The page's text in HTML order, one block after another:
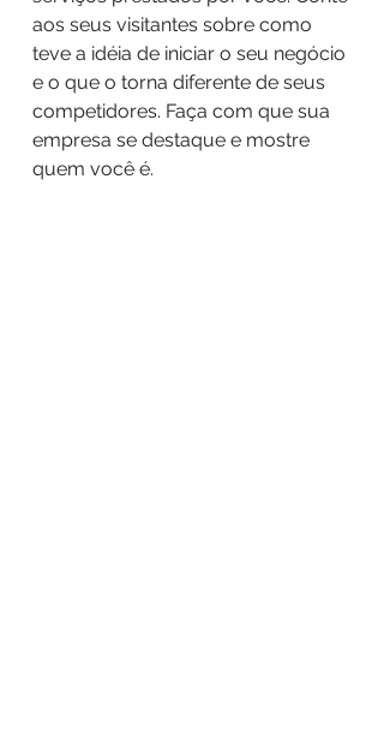
aos seus visitantes sobre como
teve a idéia de iniciar o seu negócio
e o que o torna diferente de seus
competidores. Faça com que sua
empresa se destaque e mostre
quem você é.